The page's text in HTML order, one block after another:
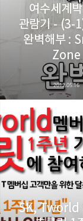
카카오스토리
여수세계
관람기 - (3-
완벽해부 :
Zone
2012.05.16
SK, Tworld